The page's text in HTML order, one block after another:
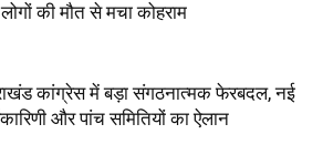
की मौत से मचा कोहराम
कांग्रेस में बड़ा संगठनात्मक फेरबदल, नई
और पांच समितियों का ऐलान